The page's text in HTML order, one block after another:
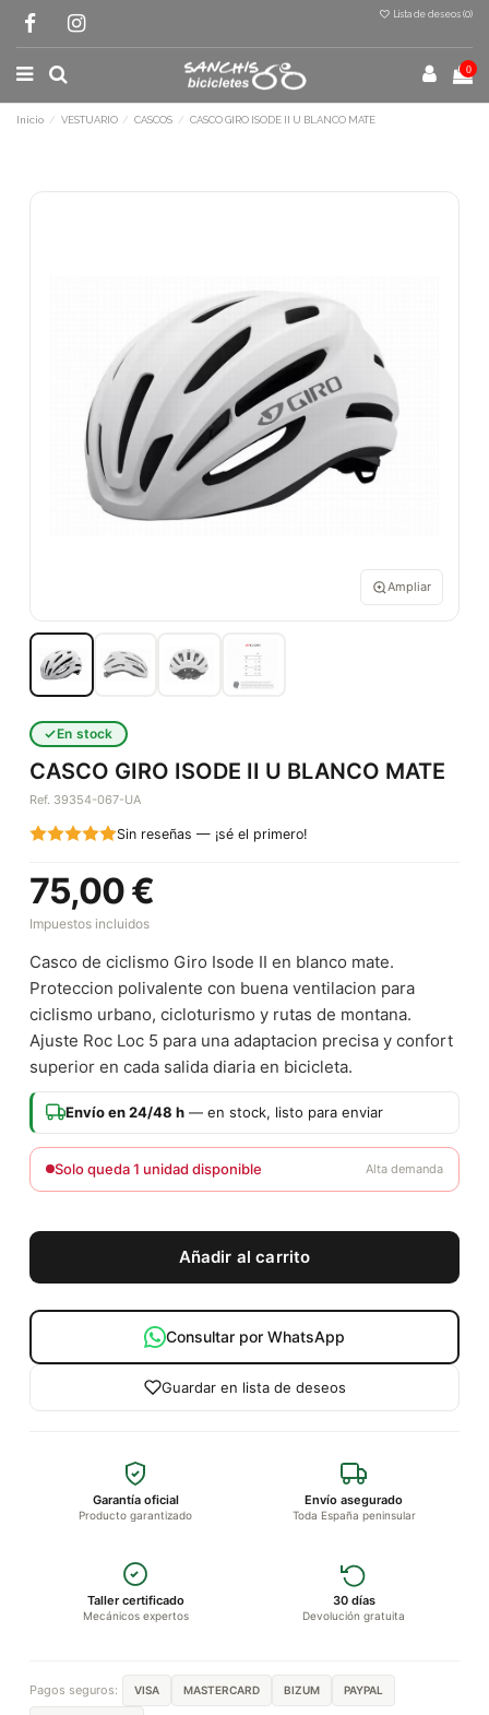
Lista de deseos (0)
0
Inicio VESTUARIO CASCOS CASCO GIRO ISODE II U BLANCO MATE
Ampliar
En stock
CASCO GIRO ISODE II U BLANCO MATE
Ref. 39354-067-UA
Sin reseñas — ¡sé el primero!
75,00 €
Impuestos incluidos
Casco de ciclismo Giro Isode II en blanco mate.
Proteccion polivalente con buena ventilacion para
ciclismo urbano, cicloturismo y rutas de montana.
Ajuste Roc Loc 5 para una adaptacion precisa y confort
superior en cada salida diaria en bicicleta.
Envío en 24/48 h — en stock, listo para enviar
Solo queda 1 unidad disponible Alta demanda
Añadir al carrito
Consultar por WhatsApp
Guardar en lista de deseos
Garantía oficial
Producto garantizado
Envío asegurado
Toda España peninsular
Taller certificado
Mecánicos expertos
30 días
Devolución gratuita
Pagos seguros: VISA MASTERCARD BIZUM PAYPAL